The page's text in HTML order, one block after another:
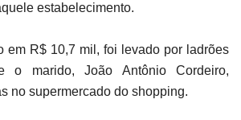
estabelecimento.
em R$ 10,7 mil, foi levado por ladrões
o marido, João Antônio Cordeiro,
no supermercado do shopping.